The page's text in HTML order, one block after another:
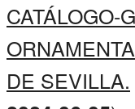
CATÁLOGO-
DE SEVILLA.